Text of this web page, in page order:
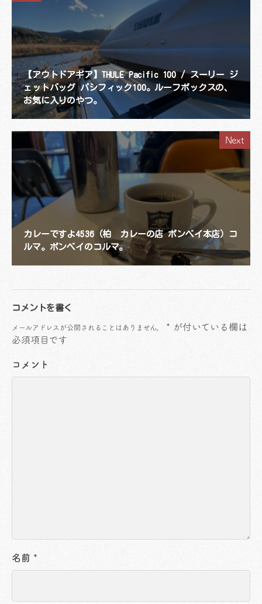
【アウトドアギア】THULE Pacific 100 / スーリー ジ
ェットバッグ パシフィック100。ルーフボックスの、
お気に入りのやつ。
Next
カレーですよ4536（柏 カレーの店 ボンベイ本店）コ
ルマ。ボンベイのコルマ。
コメントを書く
メールアドレスが公開されることはありません。 * が付いている欄は
必須項目です
コメント
名前 *